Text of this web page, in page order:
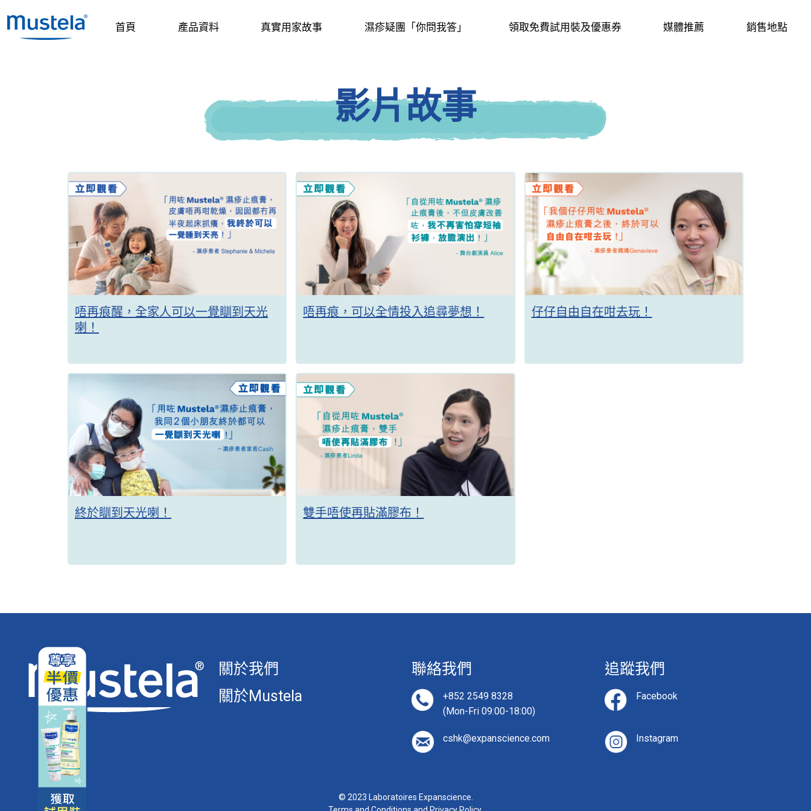
首頁 產品資料 真實用家故事 濕疹疑團「你問我答」 領取免費試用裝及優惠券 媒體推薦 銷售地點
影片故事
唔再痕醒，全家人可以一覺瞓到天光
喇！
唔再痕，可以全情投入追尋夢想！ 仔仔自由自在咁去玩！
終於瞓到天光喇！ 雙手唔使再貼滿膠布！
關於我們
關於Mustela
聯絡我們
+852 2549 8328
(Mon-Fri 09:00-18:00)
cshk@expanscience.com
追蹤我們
Facebook
Instagram
© 2023 Laboratoires Expanscience.